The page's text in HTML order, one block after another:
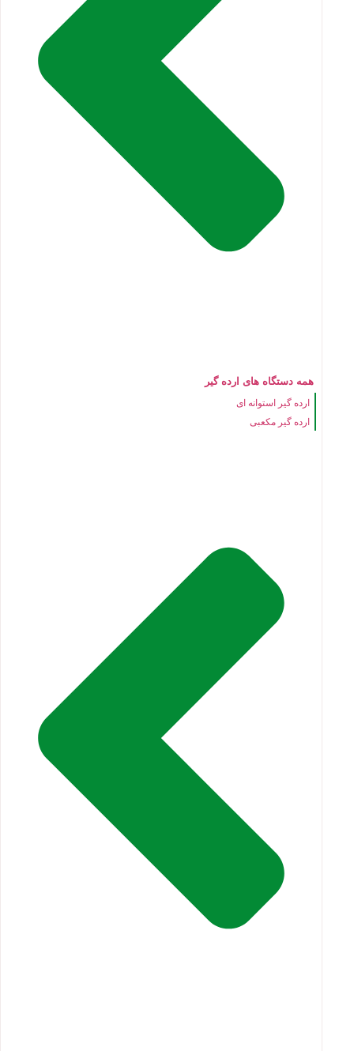
همه دستگاه های ارده گیر
ارده گیر استوانه ای
ارده گیر مکعبی